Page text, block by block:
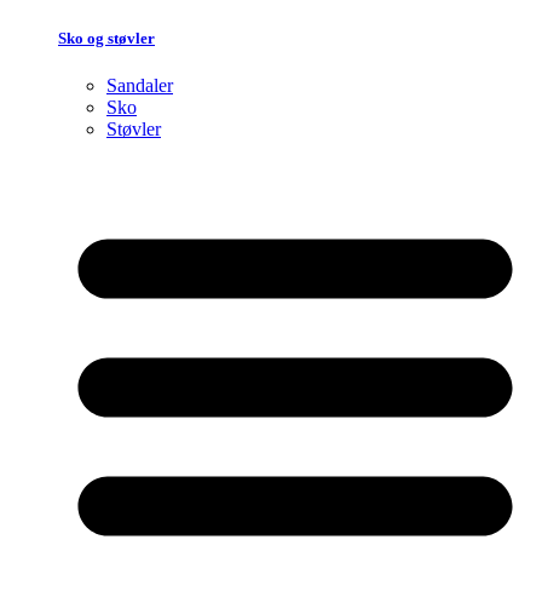
Sko og støvler
Sandaler
Sko
Støvler